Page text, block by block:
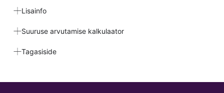
Lisainfo
Suuruse arvutamise kalkulaator
Tagasiside